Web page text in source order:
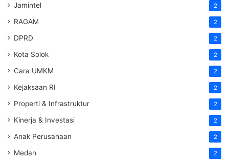
Jamintel 2
RAGAM 2
DPRD 2
Kota Solok 2
Cara UMKM 2
Kejaksaan RI 2
Properti & Infrastruktur 2
Kinerja & Investasi 2
Anak Perusahaan 2
Medan 2